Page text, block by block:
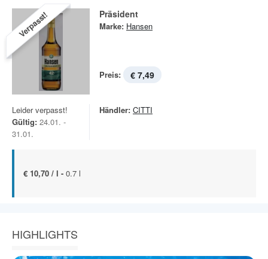
Verpasst! Präsident
Marke: Hansen
Preis: € 7,49
Leider verpasst!
Gültig: 24.01. -
31.01.
Händler: CITTI
€ 10,70 / l - 0.7 l
HIGHLIGHTS